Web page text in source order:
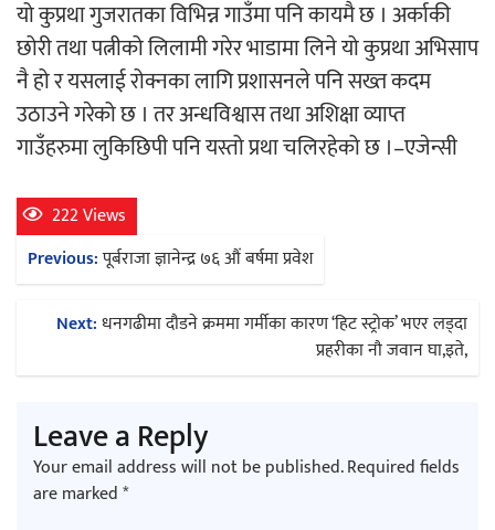
यो कुप्रथा गुजरातका विभिन्न गाउँमा पनि कायमै छ । अर्काकी
छोरी तथा पत्नीको लिलामी गरेर भाडामा लिने यो कुप्रथा अभिसाप
नै हो र यसलाई रोक्नका लागि प्रशासनले पनि सख्त कदम
उठाउने गरेको छ । तर अन्धविश्वास तथा अशिक्षा व्याप्त
गाउँहरुमा लुकिछिपी पनि यस्तो प्रथा चलिरहेको छ ।–एजेन्सी
222 Views
Post
navigation
Previous:पूर्बराजा ज्ञानेन्द्र ७६ औं बर्षमा प्रवेश
Next:धनगढीमा दौडने क्रममा गर्मीका कारण ‘हिट स्ट्रोक’ भएर लड्दा
प्रहरीका नौ जवान घा,इते,
Leave a Reply
Your email address will not be published.Required fields
are marked*